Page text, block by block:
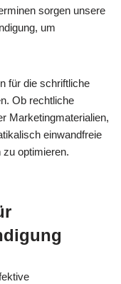
sorgen unsere
um
für die schriftliche
Ob rechtliche
Marketingmaterialien,
einwandfreie
optimieren.